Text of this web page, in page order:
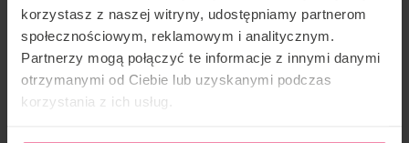
korzystasz z naszej witryny, udostępniamy partnerom
społecznościowym, reklamowym i analitycznym.
Partnerzy mogą połączyć te informacje z innymi danymi
otrzymanymi od Ciebie lub uzyskanymi podczas
korzystania z ich usług.
2015 gold White Nights, team name Mad Ravens,
category Dynamic 4way
2013 silver Knights of Prague, team name Mad